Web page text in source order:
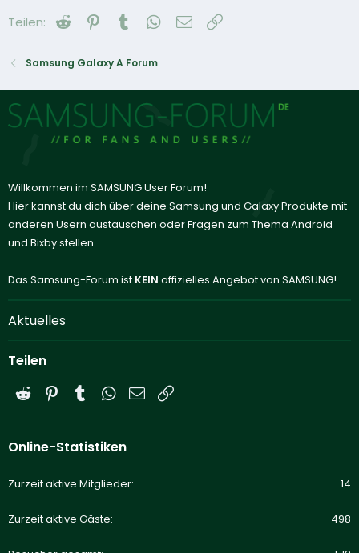
Teilen: Reddit Pinterest
Tumblr WhatsApp
E-Mail
Samsung Galaxy A Forum
Willkommen im SAMSUNG User Forum!
Hier kannst du dich über deine Samsung und Galaxy Produkte mit
anderen Usern austauschen oder Fragen zum Thema Android
und Bixby stellen.
Das Samsung-Forum ist KEIN offizielles Angebot von SAMSUNG!
Aktuelles
Teilen
Reddit PinterestTumblrWhatsApp
E-Mail
Online-Statistiken
Zurzeit aktive Mitglieder 14
Zurzeit aktive Gäste 498